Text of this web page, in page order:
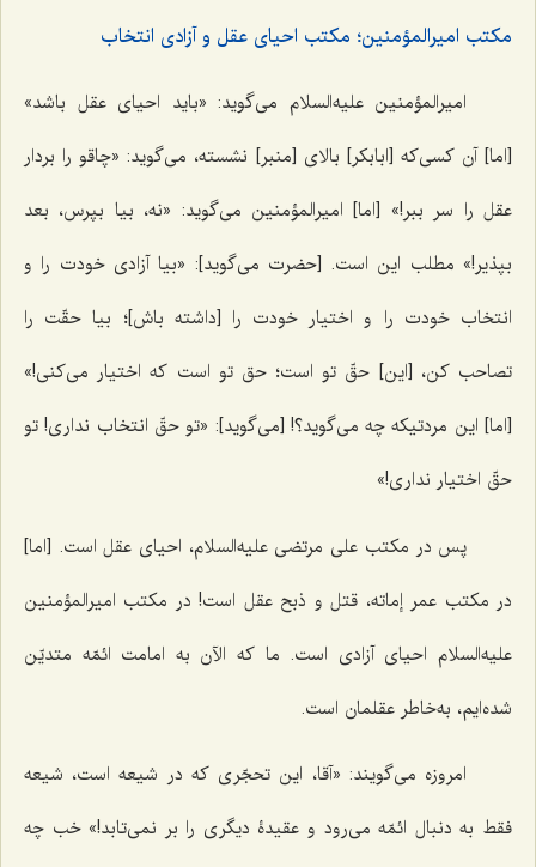
مکتب امیرالمؤمنین؛ مکتب احیای عقل و آزادی انتخاب
امیرالمؤمنین علیه‌السلام می‌گوید: «باید احیای عقل باشد»
[اما] آن کسی‌که [ابابکر] بالای [منبر] نشسته، می‌گوید: «چاقو را بردار
عقل را سر ببر!» [اما] امیرالمؤمنین می‌گوید: «نه، بیا بپرس، بعد
بپذیر!» مطلب این است. [حضرت می‌گوید]: «بیا آزادی خودت را و
انتخاب خودت را و اختیار خودت را [داشته باش]؛ بیا حقّت را
تصاحب کن، [این] حقّ تو است؛ حق تو است که اختیار می‌کنی!»
[اما] این مردتیکه چه می‌گوید؟! [می‌گوید]: «تو حقّ انتخاب نداری! تو
حقّ اختیار نداری!»
پس در مکتب علی مرتضی علیه‌السلام، احیای عقل است. [اما]
در مکتب عمر إماته، قتل و ذبح عقل است! در مکتب امیرالمؤمنین
علیه‌السلام احیای آزادی است. ما که الآن به امامت ائمّه متدیّن
شده‌ایم، به‌خاطر عقلمان است.
امروزه می‌گویند: «آقا، این تحجّری که در شیعه است، شیعه
فقط به دنبال ائمّه می‌رود و عقیدۀ دیگری را بر نمی‌تابد!» خب چه